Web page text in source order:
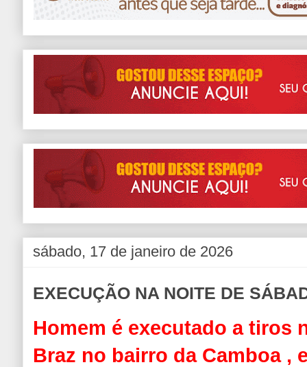
sábado, 17 de janeiro de 2026
EXECUÇÃO NA NOITE DE
Homem é executado a tiros
Braz no bairro da Camboa ,